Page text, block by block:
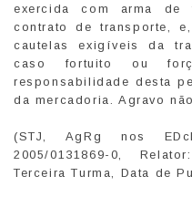
exercida com arma
contrato de transporte,
cautelas exigíveis da
caso fortuito ou
responsabilidade desta
da mercadoria. Agravo
(STJ, AgRg nos
2005/0131869-0,
Terceira Turma, Data de